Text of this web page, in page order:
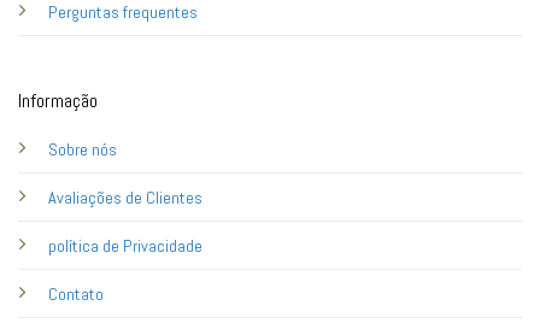
Perguntas frequentes
Informação
Sobre nós
Avaliações de Clientes
política de Privacidade
Contato